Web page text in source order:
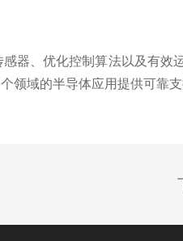
、优化控制算法以及有效
领域的半导体应用提供可靠支